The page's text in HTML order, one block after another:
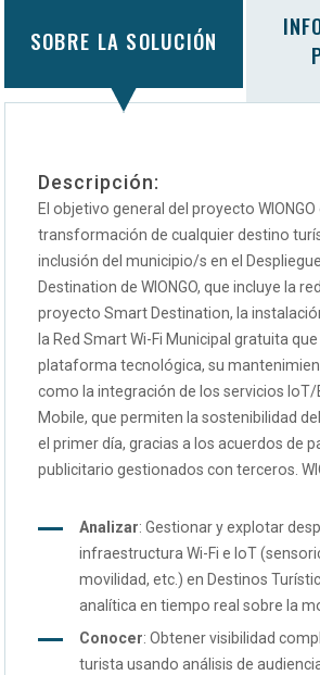
SOBRE LA SOLUCIÓN
Descripción:
El objetivo general del proyecto
transformación de cualquier destino
inclusión del municipio/s en el
Destination de WIONGO, que incluye la
proyecto Smart Destination, la
la Red Smart Wi-Fi Municipal gratuita
plataforma tecnológica, su
como la integración de los servicios
Mobile, que permiten la sostenibilidad
el primer día, gracias a los acuerdos de
publicitario gestionados con terceros.
Analizar: Gestionar y explotar
infraestructura Wi-Fi e IoT
movilidad, etc.) en Destinos
analítica en tiempo real sobre la
Conocer: Obtener visibilidad
turista usando análisis de